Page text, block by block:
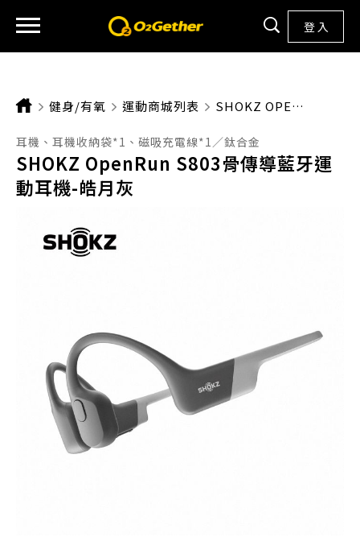
登 入
健身/有氧 運動商城列表 CURRENT: SHOKZ OPENRUN S803骨傳導藍牙運動耳機-皓月灰
耳機、耳機收納袋*1、磁吸充電線*1／鈦合金
SHOKZ OpenRun S803骨傳導藍牙運
動耳機-皓月灰